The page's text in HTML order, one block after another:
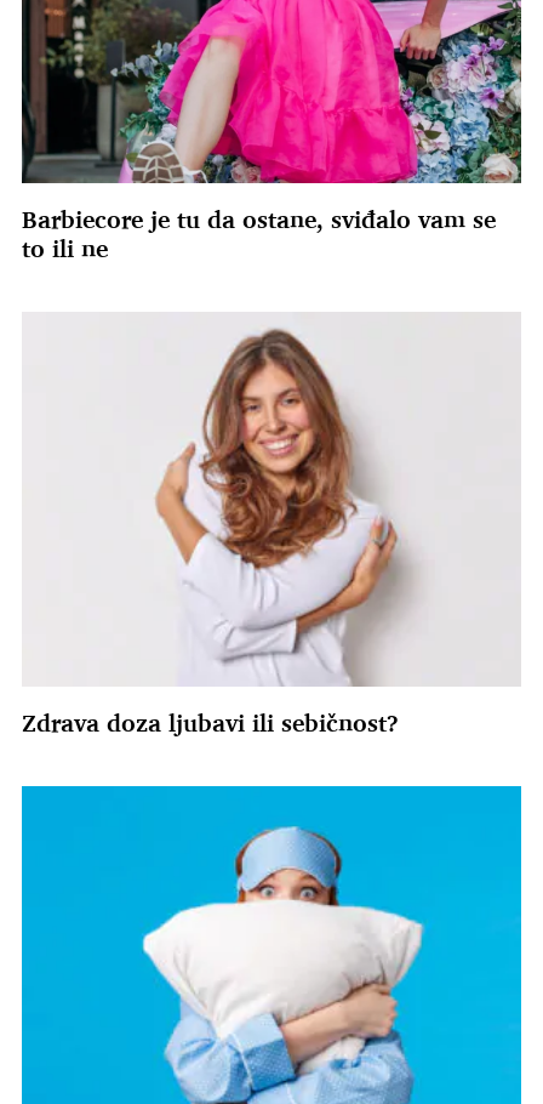
Barbiecore je tu da ostane, sviđalo vam se
to ili ne
Zdrava doza ljubavi ili sebičnost?